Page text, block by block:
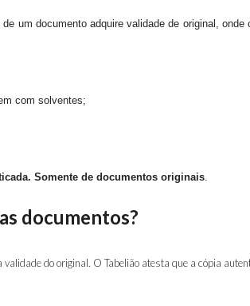
um documento adquire validade de original,
com solventes;
Somente de documentos originais.
documentos?
do original. O Tabelião atesta que a cópia